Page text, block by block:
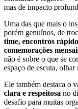
mas de impacto
Uma das que mais o
porém genuínos, de
time, encontros
comemorações
não é sobre o que se
espaço de escuta,
Ele também destaca o
clara e respeitosa no
desafio para muitas